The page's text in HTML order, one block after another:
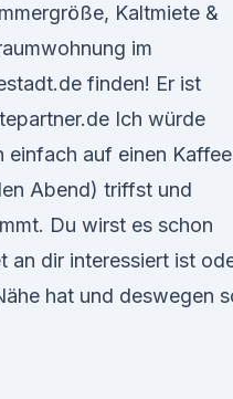
Kaltmiete &
im
finden! Er ist
Ich würde
einfach auf einen Kaffee
Abend) triffst und
Du wirst es schon
an dir interessiert ist
hat und deswegen